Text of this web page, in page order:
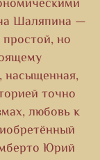
Шаляпина —
но
насыщенная,
точно
любовь к
Юрий